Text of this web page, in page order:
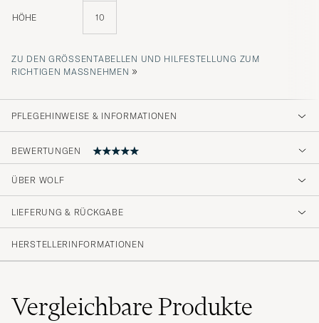
HÖHE 10
ZU DEN GRÖSSENTABELLEN UND HILFESTELLUNG ZUM R
ICHTIGEN MASSNEHMEN
»
PFLEGEHINWEISE & INFORMATIONEN
BEWERTUNGEN
hochwertige Uhrenbox.
CHRISTIAN B GEKAUFT AM AUF CAREOFCARL.DE
mina klockor. Är jättenöjd
MICHAEL E GEKAUFT AM AUF CAREOFCARL.SE
ÜBER WOLF
LIEFERUNG & RÜCKGABE
HERSTELLERINFORMATIONEN
VergleichbareProdukte